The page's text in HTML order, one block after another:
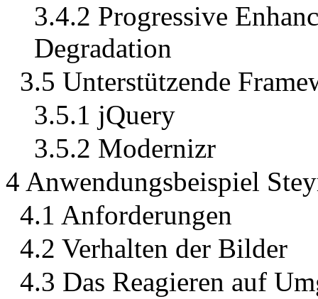
3.4.2 Progressive
Degradation
3.5 Unterstützende
3.5.1 jQuery
3.5.2 Modernizr
4 Anwendungsbeispiel
4.1 Anforderungen
4.2 Verhalten der Bilder
4.3 Das Reagieren auf